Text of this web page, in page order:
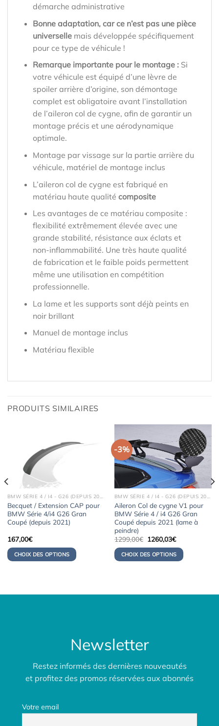
démarche administrative
Bonne adaptation, car ce n’est pas une pièce
universellemais développée spécifiquement
pour ce type de véhicule !
Remarque importante pour le montage : Si
votre véhicule est équipé d’une lèvre de
spoiler arrière d’origine, son démontage
complet est obligatoire avant l’installation
de l’aileron col de cygne, afin de garantir un
montage précis et une aérodynamique
optimale.
Montage par vissage sur la partie arrière du
véhicule, matériel de montage inclus
L’aileron col de cygne est fabriqué en
matériau haute qualité composite
Les avantages de ce matériau composite :
flexibilité extrêmement élevée avec une
grande stabilité, résistance aux éclats et
non-inflammabilité. Une très haute qualité
de fabrication et le faible poids permettent
même une utilisation en compétition
professionnelle.
La lame et les supports sont déjà peints en
noir brillant
Manuel de montage inclus
Matériau flexible
PRODUITS SIMILAIRES
BMW SÉRIE 4 / I4 - G26 (DEPUIS 2021)
Becquet / Extension CAP pour
BMW Série 4/i4 G26 Gran
Coupé (depuis 2021)
167,00€
CHOIX DES OPTIONS
-3%
BMW SÉRIE 4 / I4 - G26 (DEPUIS 2021)
Aileron Col de cygne V1 pour
BMW Série 4 / i4 G26 Gran
Coupé depuis 2021 (lame à
peindre)
1299,00€ Le
prix
initial
était :
1299,00€.
1260,03€Le
actuel
est :
1260,03€.
CHOIX DES OPTIONS
Newsletter
Restez informés des dernières nouveautés
et profitez des promos réservées aux abonnés
Votre email